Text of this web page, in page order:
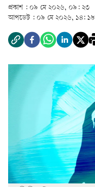
প্রকাশ : ০৯ মে ২০২৬, ০৯: ২৩
আপডেট : ০৯ মে ২০২৬, ১৪: ১৮